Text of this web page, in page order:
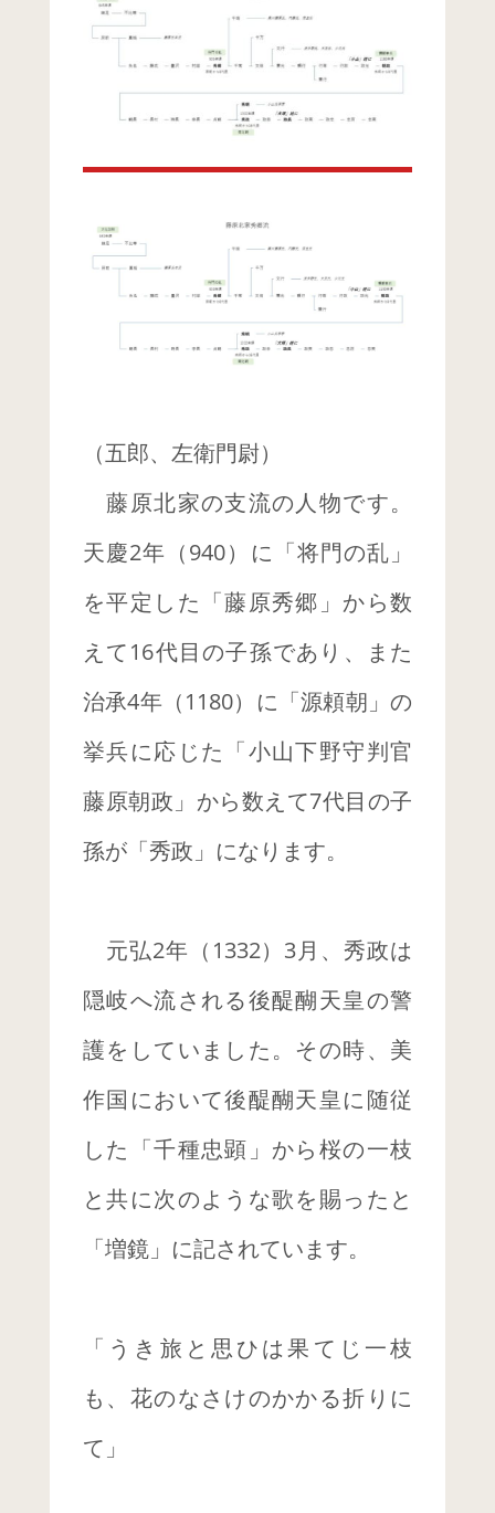
（五郎、左衛門尉）
藤原北家の支流の人物です。
天慶2年（940）に「将門の乱」
を平定した「藤原秀郷」から数
えて16代目の子孫であり、また
治承4年（1180）に「源頼朝」の
挙兵に応じた「小山下野守判官
藤原朝政」から数えて7代目の子
孫が「秀政」になります。
元弘2年（1332）3月、秀政は
隠岐へ流される後醍醐天皇の警
護をしていました。その時、美
作国において後醍醐天皇に随従
した「千種忠顕」から桜の一枝
と共に次のような歌を賜ったと
「増鏡」に記されています。
「うき旅と思ひは果てじ一枝
も、花のなさけのかかる折りに
て」